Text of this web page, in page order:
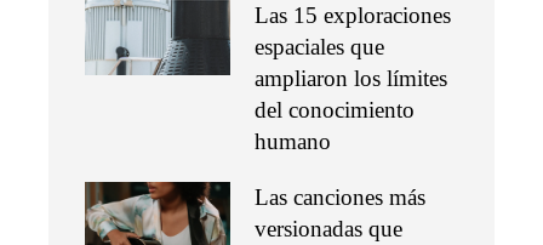
Las 15 exploraciones
espaciales que
ampliaron los límites
del conocimiento
humano
Las canciones más
versionadas que